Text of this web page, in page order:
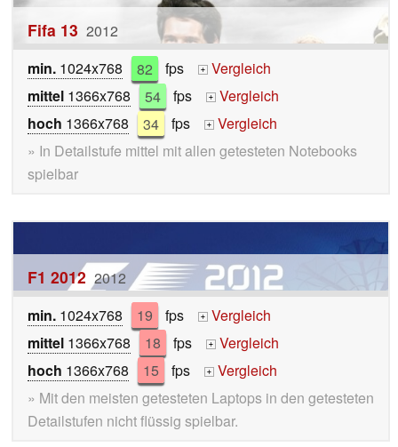
Fifa 13 2012
min. 1024x768 82 fps +
Vergleich
mittel 1366x768 54 fps +
Vergleich
hoch 1366x768 34 fps +
Vergleich
» In Detailstufe mittel mit allen getesteten Notebooks
spielbar
F1 2012 2012
min. 1024x768 19 fps +
Vergleich
mittel 1366x768 18 fps +
Vergleich
hoch 1366x768 15 fps +
Vergleich
» Mit den meisten getesteten Laptops in den getesteten
Detailstufen nicht flüssig spielbar.